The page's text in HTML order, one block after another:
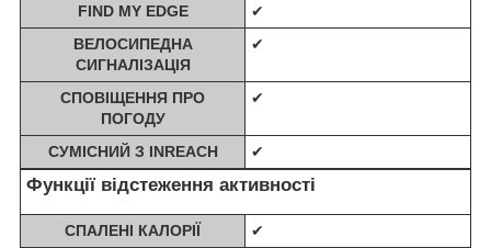
FIND MY EDGE
✔
ВЕЛОСИПЕДНА
СИГНАЛІЗАЦІЯ
✔
СПОВІЩЕННЯ ПРО
ПОГОДУ
✔
СУМІСНИЙ З INREACH ✔
Функції відстеження активності
СПАЛЕНІ КАЛОРІЇ
✔